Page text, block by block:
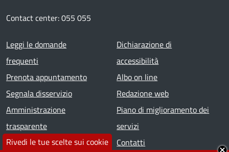
Rivedi le tue scelte sui cookie
Contact center: 055 055
Footer menu
Leggi le domande
frequenti
Prenota appuntamento
Segnala disservizio
Amministrazione
trasparente
Note legali
Dichiarazione di
accessibilità
Albo on line
Redazione web
Piano di miglioramento dei
servizi
Contatti